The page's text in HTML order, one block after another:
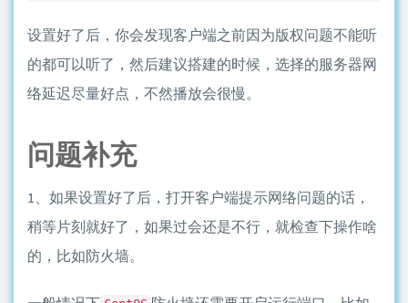
设置好了后，你会发现客户端之前因为版权问题不能听
的都可以听了，然后建议搭建的时候，选择的服务器网
络延迟尽量好点，不然播放会很慢。
问题补充
1、如果设置好了后，打开客户端提示网络问题的话，
稍等片刻就好了，如果过会还是不行，就检查下操作啥
的，比如防火墙。